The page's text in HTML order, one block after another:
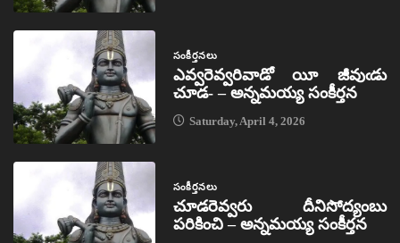
సంకీర్తనలు
ఎవ్వరెవ్వరివాడో యీ జీవుఁడు
చూడ- – అన్నమయ్య సంకీర్తన
Saturday, April 4, 2026
సంకీర్తనలు
చూడరెవ్వరు దీనిసోద్యంబు
పరికించి – అన్నమయ్య సంకీర్తన